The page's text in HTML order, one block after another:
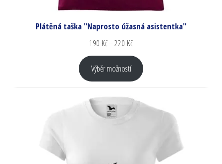
Plátěná taška "Naprosto úžasná asistentka"
190 Kč–220 Kč
Výběr možností